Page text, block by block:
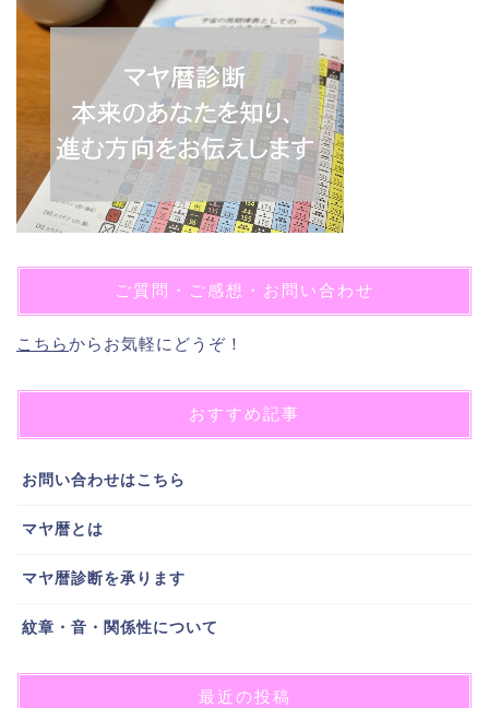
ご質問・ご感想・お問い合わせ
こちらからお気軽にどうぞ！
おすすめ記事
お問い合わせはこちら
マヤ暦とは
マヤ暦診断を承ります
紋章・音・関係性について
最近の投稿